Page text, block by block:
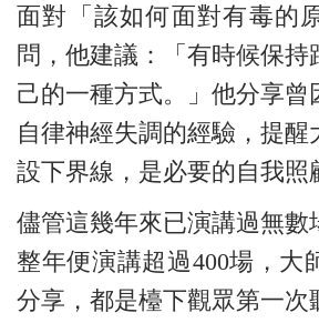
面對「該如何面對有毒的
問，他建議：「有時候保持
己的一種方式。」他分享曾
自律神經失調的經驗，提醒
設下界線，是必要的自我照
儘管這幾年來已演講過無數
整年便演講超過400場，大
分享，都是檯下觀眾第一次